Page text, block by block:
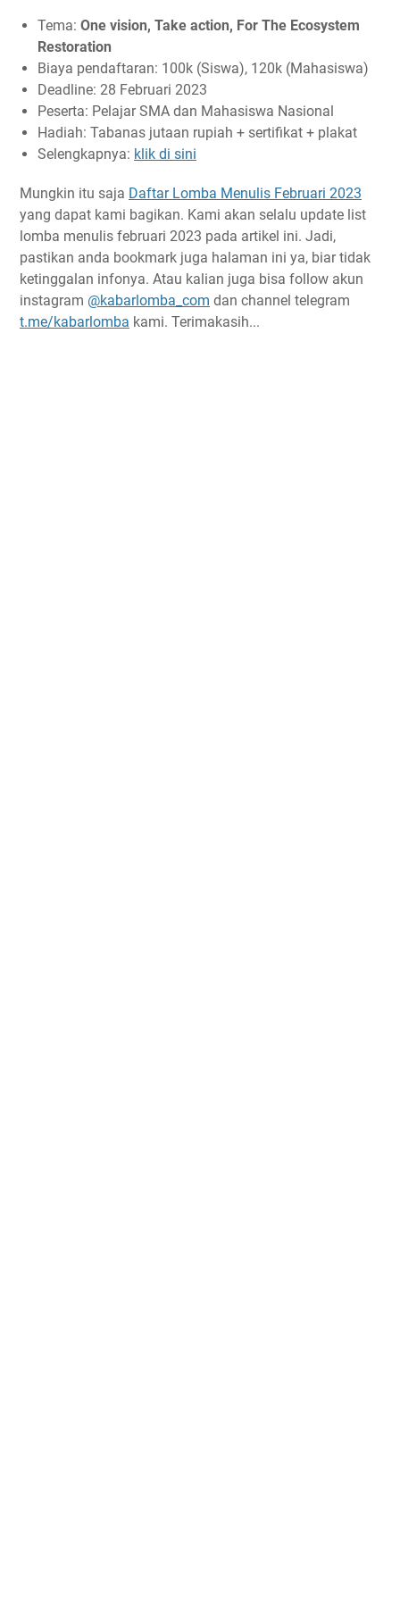
Tema: One vision, Take action, For The Ecosystem
Restoration
Biaya pendaftaran: 100k (Siswa), 120k (Mahasiswa)
Deadline: 28 Februari 2023
Peserta: Pelajar SMA dan Mahasiswa Nasional
Hadiah: Tabanas jutaan rupiah + sertifikat + plakat
Selengkapnya: klik di sini
Mungkin itu saja Daftar Lomba Menulis Februari 2023
yang dapat kami bagikan. Kami akan selalu update list
lomba menulis februari 2023 pada artikel ini. Jadi,
pastikan anda bookmark juga halaman ini ya, biar tidak
ketinggalan infonya. Atau kalian juga bisa follow akun
instagram @kabarlomba_com dan channel telegram
t.me/kabarlomba kami. Terimakasih...